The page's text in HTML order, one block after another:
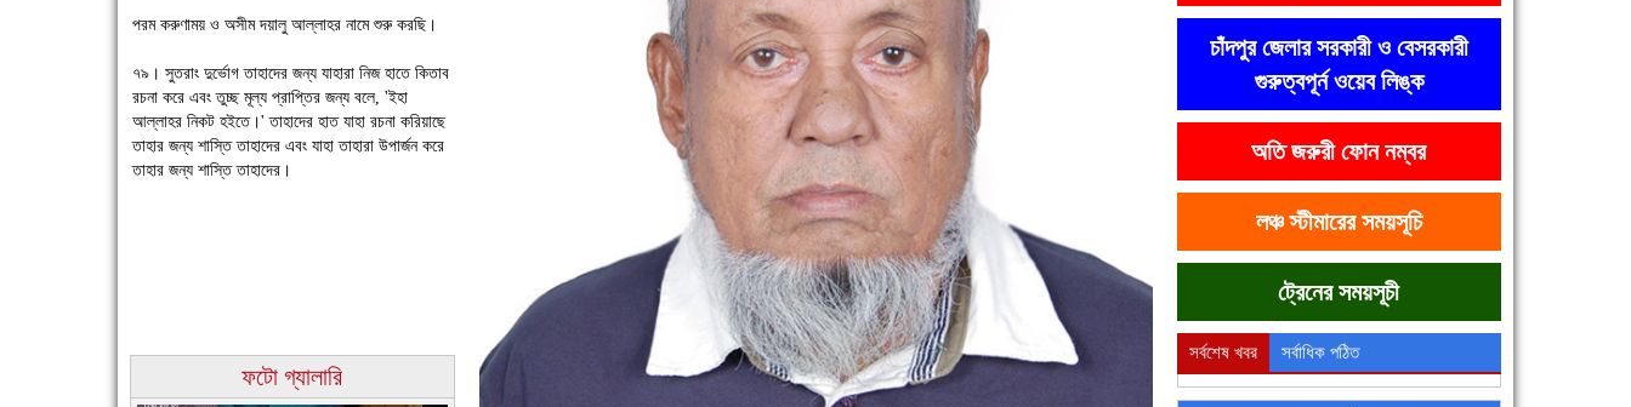
পরম করুণাময় ও অসীম দয়ালু আল্লাহর নামে শুরু করছি।
৭৯। সুতরাং দুর্ভোগ তাহাদের জন্য যাহারা নিজ হাতে কিতাব
রচনা করে এবং তুচ্ছ মূল্য প্রাপ্তির জন্য বলে, 'ইহা
আল্লাহর নিকট হইতে।' তাহাদের হাত যাহা রচনা করিয়াছে
তাহার জন্য শাস্তি তাহাদের এবং যাহা তাহারা উপার্জন করে
তাহার জন্য শাস্তি তাহাদের।
ফটো গ্যালারি
চাঁদপুরে উই-এর প্রথম নানা ধরনের পণ্যের সমারোহ
চাঁদপুরের মানুষ তাদের পুরোটা দিয়ে আমাকে আপন করে
চাঁদপুর জেলার সরকারী ও বেসরকারী
গুরুত্বপূর্ন ওয়েব লিঙ্ক
অতি জরুরী ফোন নম্বর
লঞ্চ স্টীমারের সময়সূচি
ট্রেনের সময়সূচী
সর্বশেষ খবর সর্বাধিক পঠিত